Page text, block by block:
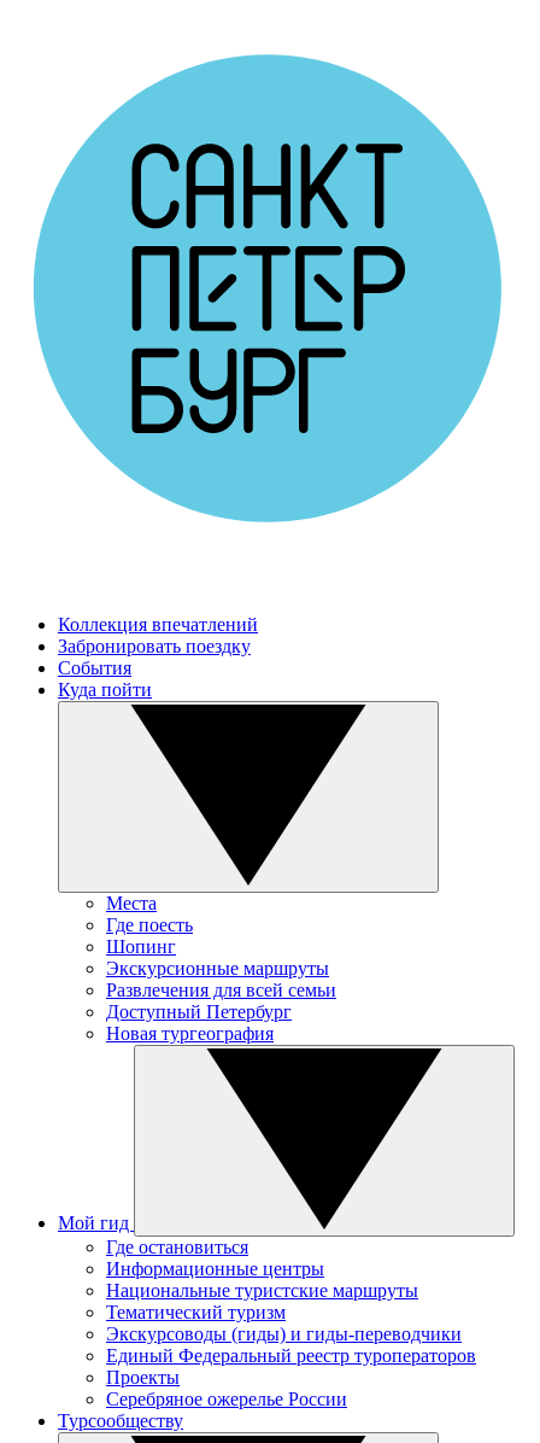
Коллекция впечатлений
Забронировать поездку
События
Куда пойти
Места
Где поесть
Шопинг
Экскурсионные маршруты
Развлечения для всей семьи
Доступный Петербург
Новая тургеография
Мой гид
Где остановиться
Информационные центры
Национальные туристские маршруты
Тематический туризм
Экскурсоводы (гиды) и гиды-переводчики
Единый Федеральный реестр туроператоров
Проекты
Серебряное ожерелье России
Турсообществу